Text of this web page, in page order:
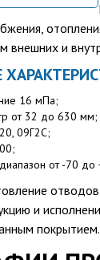
внешних и
16 мПа;
от 32 до 630 мм;
09Г2С;
от -70
и
покрытием.